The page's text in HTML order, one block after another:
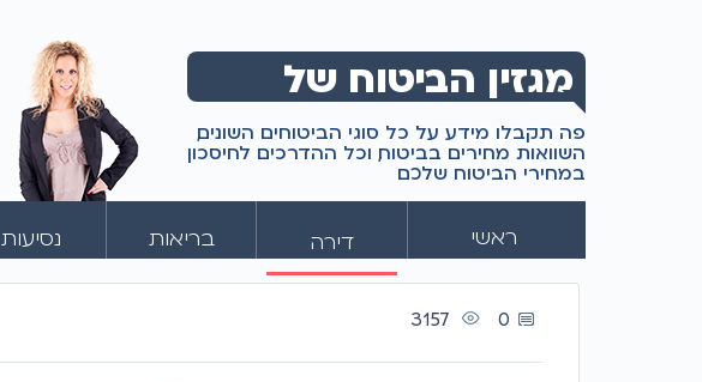
מגזין הביטוח של
טראסטי
פה תקבלו מידע על כל סוגי הביטוחים השונים,
השוואות מחירים בביטוח, וכל ההדרכים לחיסכון
במחירי הביטוח שלכם
ראשי דירה בריאות נסיעות
0